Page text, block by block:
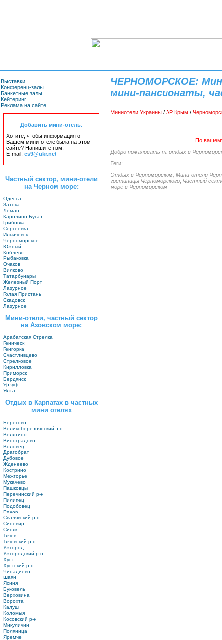
Выставки
Конференц-залы
Банкетные залы
Кейтеринг
Реклама на сайте
Добавить мини-отель.
Хотите, чтобы информация о
Вашем мини-отеле была на этом
сайте? Напишите нам:
E-mail: cs9@ukr.net
Частный сектор, мини-отели
на Черном море:
Одесса
Затока
Леман
Каролино-Бугаз
Грибовка
Сергеевка
Ильичевск
Черноморское
Южный
Коблево
Рыбаковка
Очаков
Вилково
Татарбунары
Железный Порт
Лазурное
Голая Пристань
Скадовск
Лазурное
Мини-отели, частный сектор
на Азовском море:
Арабатская Стрелка
Геническ
Генгорка
Счастливцево
Стрелковое
Кирилловка
Приморск
Бердянск
Урзуф
Ялта
Отдых в Карпатах в частных
мини отелях
Берегово
Великоберезнянский р-н
Велятино
Виноградово
Воловец
Драгобрат
Дубовое
Жденеево
Кострино
Межгорье
Мукачево
Пашковцы
Перечинский р-н
Пилипец
Подобовец
Рахов
Свалявский р-н
Синевир
Синяк
Тячев
Тячевский р-н
Ужгород
Ужгородский р-н
Хуст
Хустский р-н
Чинадиево
Шаян
Ясиня
Буковель
Верховина
Ворохта
Калуш
Коломыя
Косовский р-н
Микуличин
Поляница
Яремче
ЧЕРНОМОРСКОЕ:
мини-пансионаты,
Миниотели Украины / АР Крым /
По
Добро пожаловать на отдых в
Теги:
Отдых в Черноморском, Мини-отели
гостиницы Черноморского Частный
море в Черноморском